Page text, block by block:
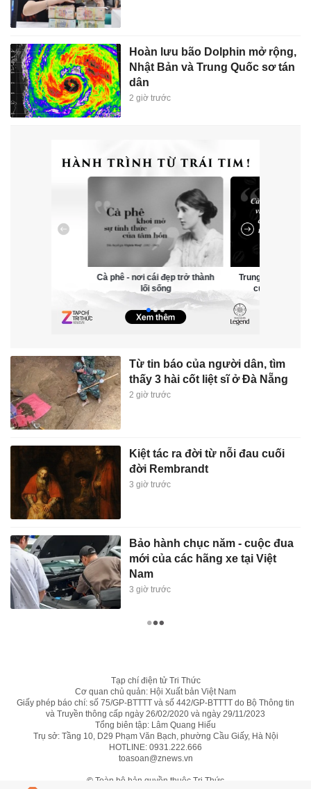
Hoàn lưu bão Dolphin mở rộng,
Nhật Bản và Trung Quốc sơ tán
dân
2 giờ trước
Cà phê - nơi cái đẹp trở thành
lối sống
Trung Nguyên
của ngoại
Từ tin báo của người dân, tìm
thấy 3 hài cốt liệt sĩ ở Đà Nẵng
2 giờ trước
Kiệt tác ra đời từ nỗi đau cuối
đời Rembrandt
3 giờ trước
Bảo hành chục năm - cuộc đua
mới của các hãng xe tại Việt
Nam
3 giờ trước
Tạp chí điện tử Tri Thức
Cơ quan chủ quản: Hội Xuất bản Việt Nam
Giấy phép báo chí: số 75/GP-BTTTT và số 442/GP-BTTTT do Bộ Thông tin
và Truyền thông cấp ngày 26/02/2020 và ngày 29/11/2023
Tổng biên tập: Lâm Quang Hiếu
Trụ sở: Tầng 10, D29 Phạm Văn Bạch, phường Cầu Giấy, Hà Nội
HOTLINE: 0931.222.666
toasoan@znews.vn
© Toàn bộ bản quyền thuộc Tri Thức